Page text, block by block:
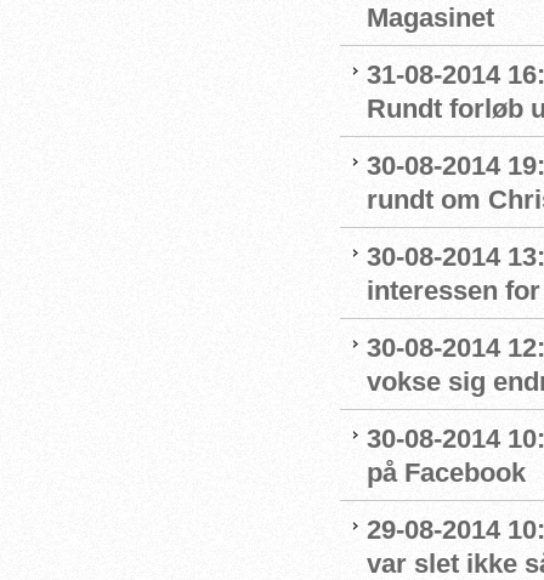
Magasinet
31-08-2014
Rundt forløb
30-08-2014
rundt om
30-08-2014
interessen
30-08-2014
vokse sig
30-08-2014
på Facebook
29-08-2014
var slet ikke